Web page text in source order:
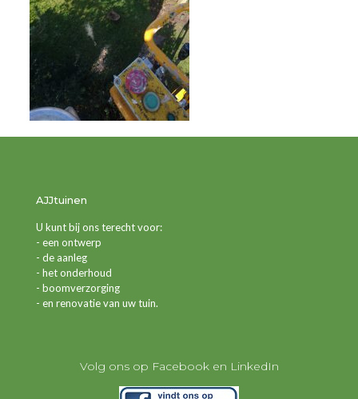
AJJtuinen
U kunt bij ons terecht voor:
- een ontwerp
- de aanleg
- het onderhoud
- boomverzorging
- en renovatie van uw tuin.
Volg ons op Facebook en LinkedIn